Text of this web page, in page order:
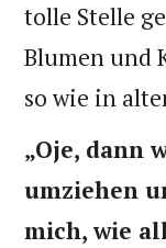
tolle Stelle
Blumen und
so wie in
„Oje, dann
umziehen
mich, wie